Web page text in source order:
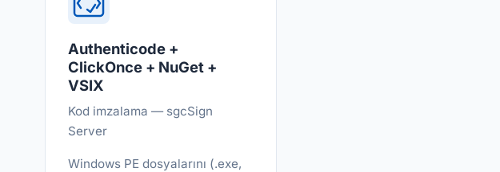
Authenticode +
ClickOnce + NuGet +
VSIX
Kod imzalama — sgcSign
Server
Windows PE dosyalarını (.exe,